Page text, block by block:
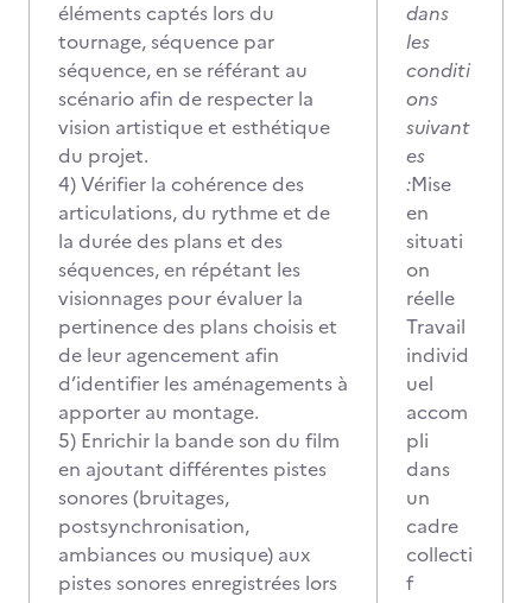
éléments captés lors du
tournage, séquence par
séquence, en se référant au
scénario afin de respecter la
vision artistique et esthétique
du projet.
4) Vérifier la cohérence des
articulations, du rythme et de
la durée des plans et des
séquences, en répétant les
visionnages pour évaluer la
pertinence des plans choisis et
de leur agencement afin
d’identifier les aménagements à
apporter au montage.
5) Enrichir la bande son du film
en ajoutant différentes pistes
sonores (bruitages,
postsynchronisation,
ambiances ou musique) aux
pistes sonores enregistrées lors
dans
les
conditi
ons
suivant
es
:Mise
en
situati
on
réelle
Travail
individ
uel
accom
pli
dans
un
cadre
collecti
f